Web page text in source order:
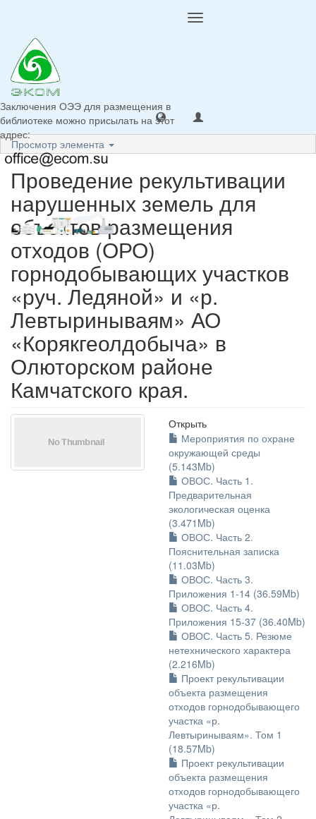
Toggle
Заключения ОЭЭ для размещения в
библиотеке можно присылать на этот
адрес:
Просмотр элемента
Проведение рекультивации
нарушенных земель для
объектов размещения
отходов (ОРО)
горнодобывающих участков
«руч. Ледяной» и «р.
Левтыринываям» АО
«Корякгеолдобыча» в
Олюторском районе
Камчатского края.
Открыть
Мероприятия по охране
окружающей среды
(5.143Mb)
ОВОС. Часть 1.
Предварительная
экологическая оценка
(3.471Mb)
ОВОС. Часть 2.
Пояснительная записка
(11.03Mb)
ОВОС. Часть 3.
Приложения 1-14 (36.59Mb)
ОВОС. Часть 4.
Приложения 15-37 (36.40Mb)
ОВОС. Часть 5. Резюме
нетехнического характера
(2.216Mb)
Проект рекультивации
объекта размещения
отходов горнодобывающего
участка «р.
Левтыринываям». Том 1
(18.57Mb)
Проект рекультивации
объекта размещения
отходов горнодобывающего
участка «р.